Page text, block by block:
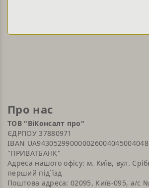
Про нас
ТОВ "ВіКонсалт про"
ЄДРПОУ 37880971
IBAN
"ПРИВАТБАНК"
Адреса нашого офісу: м. Київ, вул.
перший під`їзд
Поштова адреса: 02095, Київ-095, а/с